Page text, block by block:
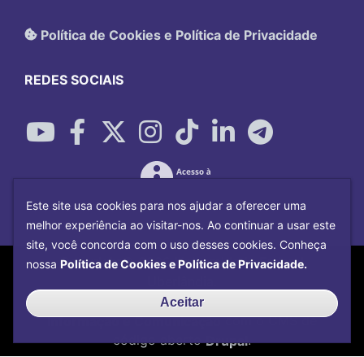
Política de Cookies e Política de Privacidade
REDES SOCIAIS
Copyright©2026Universidade Federal
Desenvolvido porCentro de Tecnologia da
Informação e Comunicaçãocom o CMS de
código abertoDrupal.
Este site usa cookies para nos ajudar a oferecer uma
melhor experiência ao visitar-nos. Ao continuar a usar este
site, você concorda com o uso desses cookies. Conheça
nossa Política de Cookies e Política de Privacidade.
Aceitar